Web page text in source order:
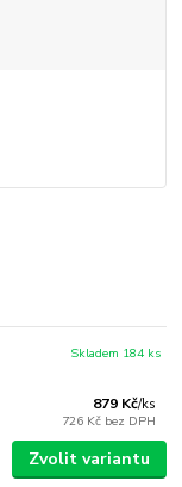
879 Kč/ks
726 Kč bez DPH
Skladem 184 ks
Zvolit variantu